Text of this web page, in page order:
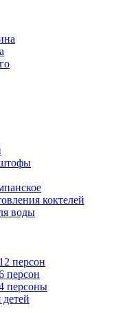
коктелей
воды
персон
персон
персоны